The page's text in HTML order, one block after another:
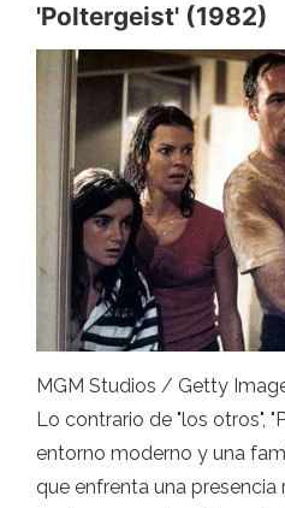
'Poltergeist' (1982)
MGM Studios / Getty
Lo contrario de "los otros",
entorno moderno y una
que enfrenta una